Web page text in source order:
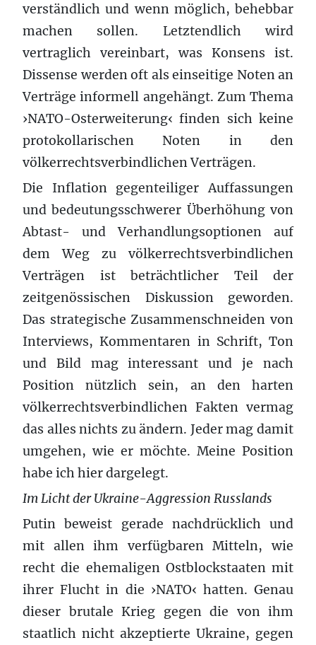
verständlich und wenn möglich, behebbar
machen sollen. Letztendlich wird
vertraglich vereinbart, was Konsens ist.
Dissense werden oft als einseitige Noten an
Verträge informell angehängt. Zum Thema
›NATO-Osterweiterung‹ finden sich keine
protokollarischen Noten in den
völkerrechtsverbindlichen Verträgen.
Die Inflation gegenteiliger Auffassungen
und bedeutungsschwerer Überhöhung von
Abtast- und Verhandlungsoptionen auf
dem Weg zu völkerrechtsverbindlichen
Verträgen ist beträchtlicher Teil der
zeitgenössischen Diskussion geworden.
Das strategische Zusammenschneiden von
Interviews, Kommentaren in Schrift, Ton
und Bild mag interessant und je nach
Position nützlich sein, an den harten
völkerrechtsverbindlichen Fakten vermag
das alles nichts zu ändern. Jeder mag damit
umgehen, wie er möchte. Meine Position
habe ich hier dargelegt.
Im Licht der Ukraine-Aggression Russlands
Putin beweist gerade nachdrücklich und
mit allen ihm verfügbaren Mitteln, wie
recht die ehemaligen Ostblockstaaten mit
ihrer Flucht in die ›NATO‹ hatten. Genau
dieser brutale Krieg gegen die von ihm
staatlich nicht akzeptierte Ukraine, gegen